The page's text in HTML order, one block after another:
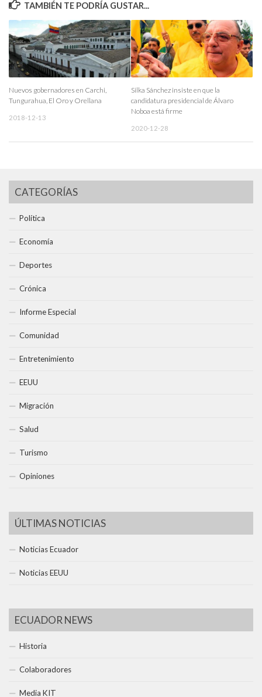
TAMBIÉN TE PODRÍA GUSTAR...
Nuevos gobernadores en Carchi,
Tungurahua, El Oro y Orellana
2018-12-13
Silka Sánchez insiste en que la
candidatura presidencial de Álvaro
Noboa está firme
2020-12-28
CATEGORÍAS
Política
Economía
Deportes
Crónica
Informe Especial
Comunidad
Entretenimiento
EEUU
Migración
Salud
Turismo
Opiniones
ÚLTIMAS NOTICIAS
Noticias Ecuador
Noticias EEUU
ECUADOR NEWS
Historia
Colaboradores
Media KIT